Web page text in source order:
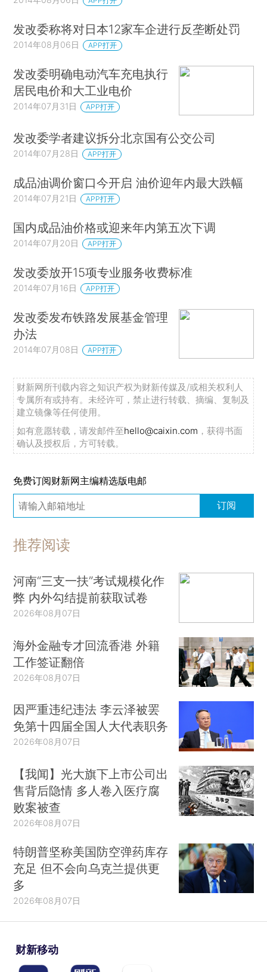
发改委称将对日本12家车企进行反垄断处罚
2014年08月06日 APP打开
发改委明确电动汽车充电执行
居民电价和大工业电价
2014年07月31日 APP打开
发改委学者建议拆分北京国有公交公司
2014年07月28日 APP打开
成品油调价窗口今开启 油价迎年内最大跌幅
2014年07月21日 APP打开
国内成品油价格或迎来年内第五次下调
2014年07月20日 APP打开
发改委放开15项专业服务收费标准
2014年07月16日 APP打开
发改委发布铁路发展基金管理
办法
2014年07月08日 APP打开
财新网所刊载内容之知识产权为财新传媒及/或相关权利人
专属所有或持有。未经许可，禁止进行转载、摘编、复制及
建立镜像等任何使用。
如有意愿转载，请发邮件至hello@caixin.com ，获得书面
确认及授权后，方可转载。
免费订阅财新网主编精选版电邮
订阅
推荐阅读
河南“三支一扶”考试规模化作
弊 内外勾结提前获取试卷
2026年08月07日
海外金融专才回流香港 外籍
工作签证翻倍
2026年08月07日
因严重违纪违法 李云泽被罢
免第十四届全国人大代表职务
2026年08月07日
【我闻】光大旗下上市公司出
售背后隐情 多人卷入医疗腐
败案被查
2026年08月07日
特朗普坚称美国防空弹药库存
充足 但不会向乌克兰提供更
多
2026年08月07日
财新移动